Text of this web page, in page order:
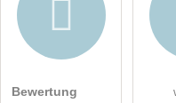
Bewertung